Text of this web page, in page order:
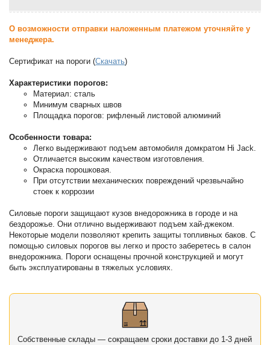
О возможности отправки наложенным платежом уточняйте у
менеджера.
Сертификат на пороги (Скачать)
Характеристики порогов:
Материал: сталь
Минимум сварных швов
Площадка порогов: рифленый листовой алюминий
Особенности товара:
Легко выдерживают подъем автомобиля домкратом Hi Jack.
Отличается высоким качеством изготовления.
Окраска порошковая.
При отсутствии механических повреждений чрезвычайно
стоек к коррозии
Силовые пороги защищают кузов внедорожника в городе и на
бездорожье. Они отлично выдерживают подъем хай-джеком.
Некоторые модели позволяют крепить защиты топливных баков. С
помощью силовых порогов вы легко и просто заберетесь в салон
внедорожника. Пороги оснащены прочной конструкцией и могут
быть эксплуатированы в тяжелых условиях.
Собственные склады — сокращаем сроки доставки до 1-3 дней